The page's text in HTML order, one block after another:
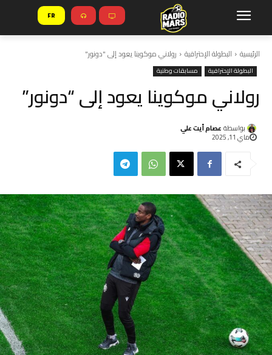
FR
الرئيسية البطولة الإحترافية رولاني موكوينا يعود إلى "دونور"
البطولة الإحترافية مسابقات وطنية
رولاني موكوينا يعود إلى “دونور”
بواسطة عصام أيت علي
ماي 11, 2025